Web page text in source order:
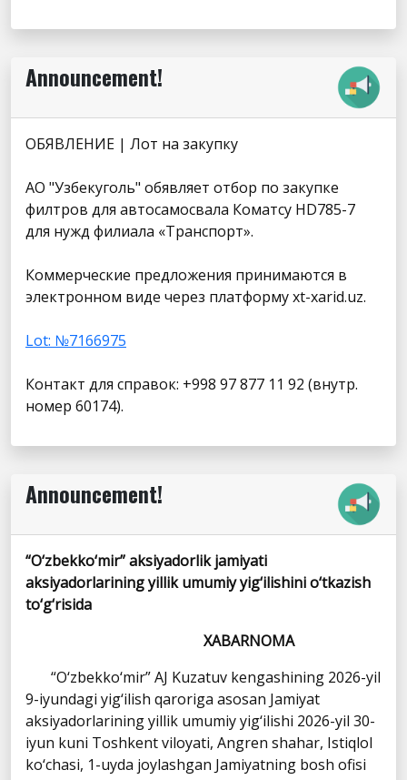
Announcement!
ОБЯВЛЕНИЕ | Лот на закупку
АО "Узбекуголь" обявляет отбор по закупке
филтров для автосамосвала Коматсу HD785-7
для нужд филиала «Транспорт».
Коммерческие предложения принимаются в
электронном виде через платформу xt-xarid.uz.
Lot: №7166975
Контакт для справок: +998 97 877 11 92 (внутр.
номер 60174).
Announcement!
“O‘zbekko‘mir” aksiyadorlik jamiyati
aksiyadorlarining yillik umumiy yig‘ilishini o‘tkazish
to‘g‘risida
XABARNOMA
“O‘zbekko‘mir” AJ Kuzatuv kengashining 2026-yil
9-iyundagi yig‘ilish qaroriga asosan Jamiyat
aksiyadorlarining yillik umumiy yig‘ilishi 2026-yil 30-
iyun kuni Toshkent viloyati, Angren shahar, Istiqlol
ko‘chasi, 1-uyda joylashgan Jamiyatning bosh ofisi